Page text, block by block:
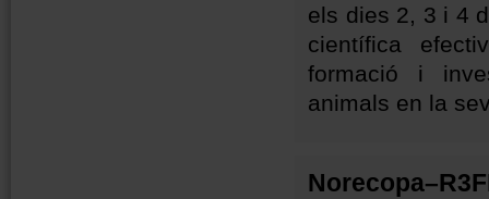
els dies 2, 3 i 4
científica
formació i
animals en la